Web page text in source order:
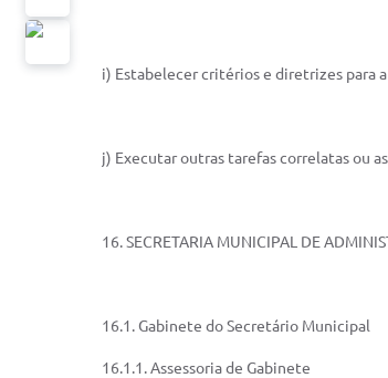
i) Estabelecer critérios e diretrizes para
j) Executar outras tarefas correlatas ou
16. SECRETARIA MUNICIPAL DE
16.1. Gabinete do Secretário Municipal
16.1.1. Assessoria de Gabinete